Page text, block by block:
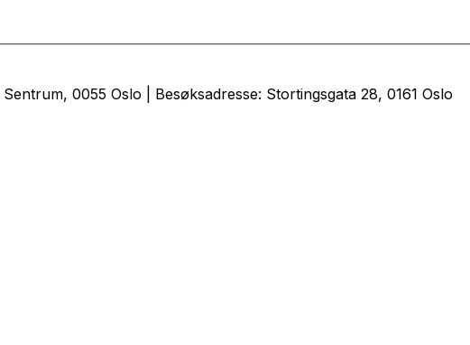
Sentrum, 0055 Oslo | Besøksadresse: Stortingsgata 28, 0161 Oslo